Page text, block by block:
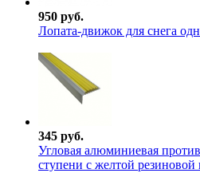
950 руб.
Лопата-движок для снега
345 руб.
Угловая алюминиевая
ступени с желтой резиновой